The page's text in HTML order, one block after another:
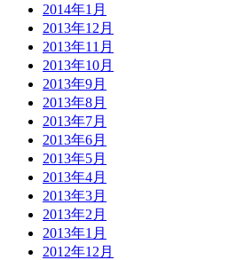
2014年1月
2013年12月
2013年11月
2013年10月
2013年9月
2013年8月
2013年7月
2013年6月
2013年5月
2013年4月
2013年3月
2013年2月
2013年1月
2012年12月